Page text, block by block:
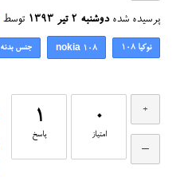
پرسیده شده دوشنبه ۲ تیر ۱۳۹۳ توسط
نوکیا 108 nokia 108 جنس بدنه
0
امتیاز
1
پاسخ